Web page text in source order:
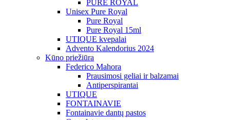
PURE ROYAL
Unisex Pure Royal
Pure Royal
Pure Royal 15ml
UTIQUE kvepalai
Advento Kalendorius 2024
Kūno priežiūra
Federico Mahora
Prausimosi geliai ir balzamai
Antiperspirantai
UTIQUE
FONTAINAVIE
Fontainavie dantų pastos